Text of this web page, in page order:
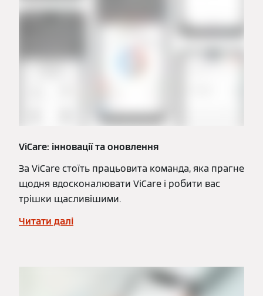
ViCare: інновації та оновлення
За ViCare стоїть працьовита команда, яка прагне
щодня вдосконалювати ViCare і робити вас
трішки щасливішими.
Читати далі